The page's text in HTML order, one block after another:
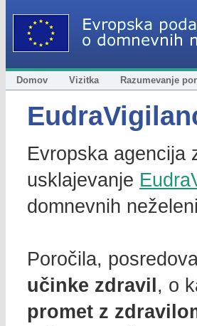
Domov Vizitka Razumevanje
Evropska agencija
usklajevanje
domnevnih
Poročila,
učinke zdravil, o
promet z